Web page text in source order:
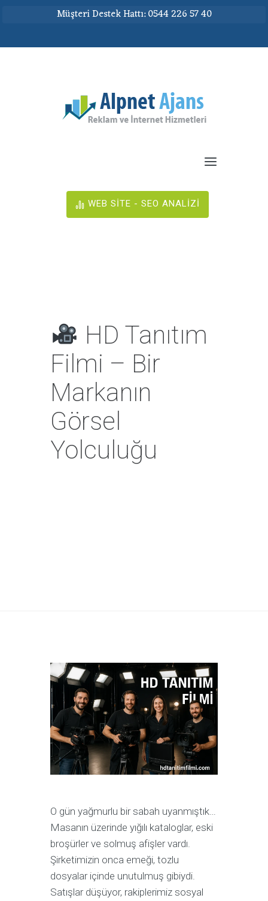
Müşteri Destek Hattı: 0544 226 57 40
WEB SİTE - SEO ANALİZİ
HD Tanıtım
Filmi – Bir
Markanın
Görsel
Yolculuğu
O gün yağmurlu bir sabah uyanmıştık…
Masanın üzerinde yığılı kataloglar, eski
broşürler ve solmuş afişler vardı.
Şirketimizin onca emeği, tozlu
dosyalar içinde unutulmuş gibiydi.
Satışlar düşüyor, rakiplerimiz sosyal